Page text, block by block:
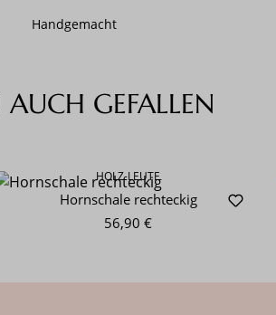
Handgemacht
GEFALLEN
HOLZ-LEUTE
Hornschale rechteckig
56,90 €